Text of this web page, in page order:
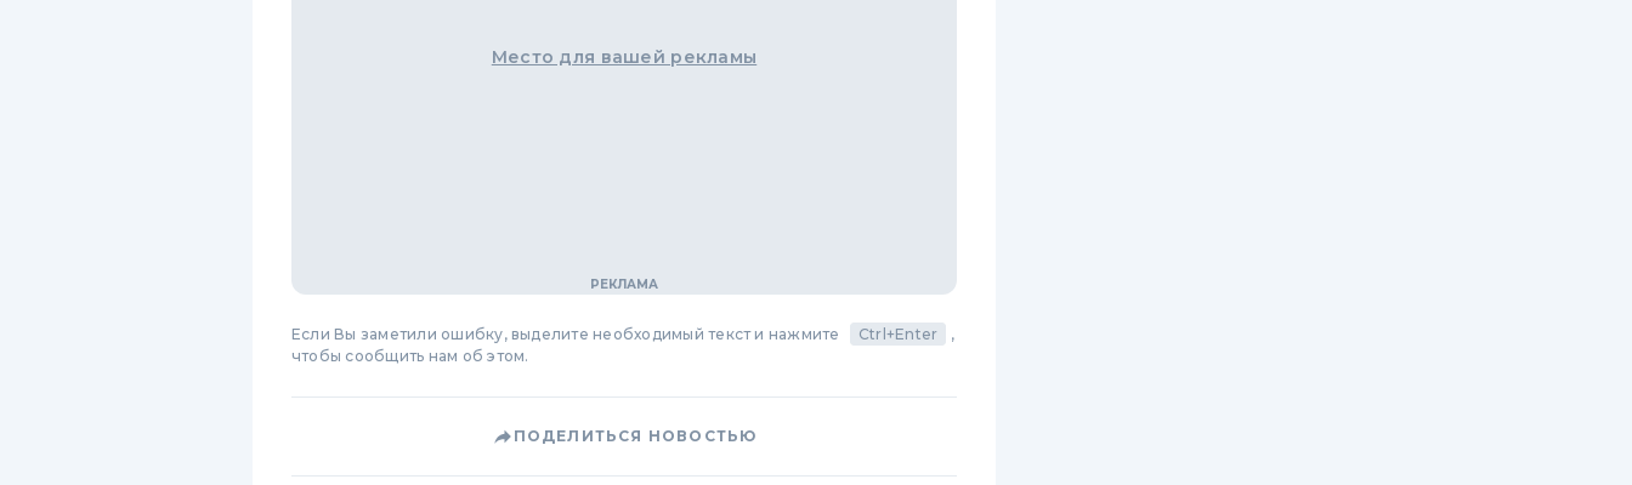
Место для вашей рекламы
Если Вы заметили ошибку, выделите необходимый текст и нажмите Ctrl+Enter
,
чтобы сообщить нам об этом.
ПОДЕЛИТЬСЯ НОВОСТЬЮ